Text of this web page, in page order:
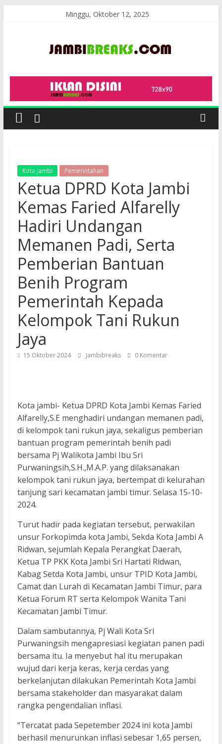
Minggu, Oktober 12, 2025
JambiBreaks
Kota Jambi Pemerintahan
Ketua DPRD Kota Jambi
Kemas Faried Alfarelly
Hadiri Undangan
Memanen Padi, Serta
Pemberian Bantuan
Benih Program
Pemerintah Kepada
Kelompok Tani Rukun
Jaya
15 Oktober 2024 Jambibreaks 0 Komentar
Kota jambi- Ketua DPRD Kota Jambi Kemas Faried
Alfarelly,S.E menghadiri undangan memanen padi,
di kelompok tani rukun jaya, sekaligus pemberian
bantuan program pemerintah benih padi
bersama Pj Walikota Jambi Ibu Sri
Purwaningsih,S.H.,M.A.P. yang dilaksanakan
kelompok tani rukun jaya, bertempat di kelurahan
tanjung sari kecamatan jambi timur. Selasa 15-10-
2024.
Turut hadir pada kegiatan tersebut, perwakilan
unsur Forkopimda kota Jambi, Sekda Kota Jambi A
Ridwan, sejumlah Kepala Perangkat Daerah,
Ketua TP PKK Kota Jambi Sri Hartati Ridwan,
Kabag Setda Kota Jambi, unsur TPID Kota Jambi,
Camat dan Lurah di Kecamatan Jambi Timur, para
Ketua Forum RT serta Kelompok Wanita Tani
Kecamatan Jambi Timur.
Dalam sambutannya, Pj Wali Kota Sri
Purwaningsih mengapresiasi kegiatan panen padi
bersama itu. Ia menyebut hal itu merupakan
wujud dari kerja keras, kerja cerdas yang
berkelanjutan dilakukan Pemerintah Kota Jambi
bersama stakeholder dan masyarakat dalam
rangka pengendalian inflasi.
“Tercatat pada Sepetember 2024 ini kota Jambi
berhasil menurunkan inflasi sebesar 1,65 persen,